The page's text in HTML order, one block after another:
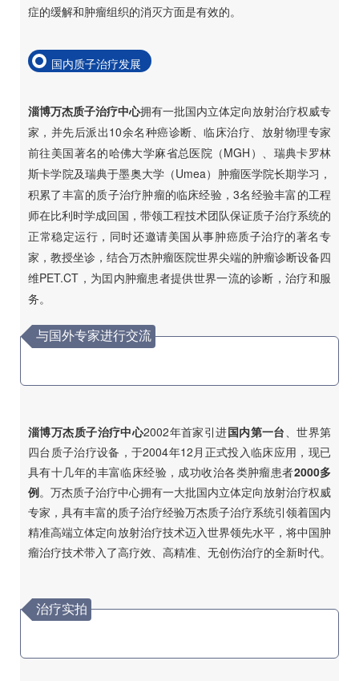
症的缓解和肿瘤组织的消灭方面是有效的。
国内质子治疗发展
淄博万杰质子治疗中心拥有一批国内立体定向放射治疗权威专
家，并先后派出10余名种癌诊断、临床治疗、放射物理专家
前往美国著名的哈佛大学麻省总医院（MGH）、瑞典卡罗林
斯卡学院及瑞典于墨奥大学（Umea）肿瘤医学院长期学习，
积累了丰富的质子治疗肿瘤的临床经验，3名经验丰富的工程
师在比利时学成回国，带领工程技术团队保证质子治疗系统的
正常稳定运行，同时还邀请美国从事肿癌质子治疗的著名专
家，教授坐诊，结合万杰肿瘤医院世界尖端的肿瘤诊断设备四
维PET.CT，为囯内肿瘤患者提供世界一流的诊断，治疗和服
务。
与国外专家进行交流
淄博万杰质子治疗中心2002年首家引进国内第一台 、世界第
四台质子治疗设备，于2004年12月正式投入临床应用，现已
具有十几年的丰富临床经验，成功收治各类肿瘤患者2000多
例。万杰质子治疗中心拥有一大批国内立体定向放射治疗权威
专家，具有丰富的质子治疗经验万杰质子治疗系统引领着国内
精准高端立体定向放射治疗技术迈入世界领先水平，将中国肿
瘤治疗技术带入了高疗效、高精准、无创伤治疗的全新时代。
治疗实拍